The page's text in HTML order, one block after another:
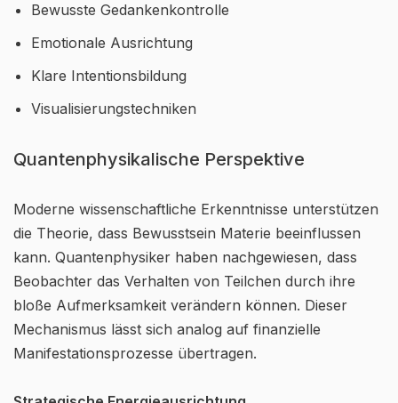
Bewusste Gedankenkontrolle
Emotionale Ausrichtung
Klare Intentionsbildung
Visualisierungstechniken
Quantenphysikalische Perspektive
Moderne wissenschaftliche Erkenntnisse unterstützen
die Theorie, dass Bewusstsein Materie beeinflussen
kann. Quantenphysiker haben nachgewiesen, dass
Beobachter das Verhalten von Teilchen durch ihre
bloße Aufmerksamkeit verändern können. Dieser
Mechanismus lässt sich analog auf finanzielle
Manifestationsprozesse übertragen.